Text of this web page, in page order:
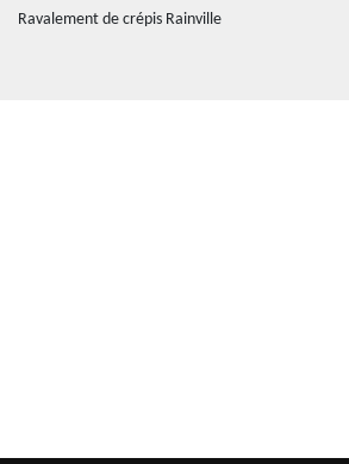
Ravalement de crépis Rainville